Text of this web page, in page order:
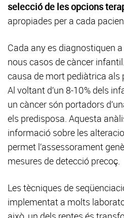
selecció de les opcions
apropiades per a cada
Cada any es diagnostiquen
nous casos de càncer
causa de mort pediàtrica als
Al voltant d’un 8-10% dels
un càncer són portadors
els predisposa. Aquesta
informació sobre les
permet l’assessorament
mesures de detecció precoç.
Les tècniques de
implementat a molts